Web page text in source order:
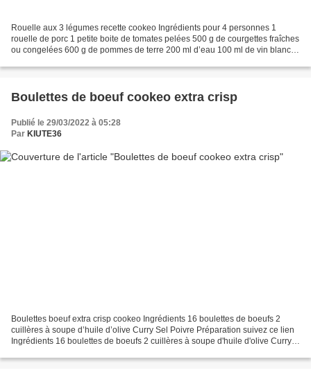
Rouelle aux 3 légumes recette cookeo Ingrédients pour 4 personnes 1
rouelle de porc 1 petite boite de tomates pelées 500 g de courgettes fraîches
ou congelées 600 g de pommes de terre 200 ml d’eau 100 ml de vin blanc 1
Boulettes de boeuf cookeo extra crisp
Publié le 29/03/2022 à 05:28
Par KIUTE36
Boulettes boeuf extra crisp cookeo Ingrédients 16 boulettes de boeufs 2
cuillères à soupe d’huile d’olive Curry Sel Poivre Préparation suivez ce lien
Ingrédients 16 boulettes de boeufs 2 cuillères à soupe d'huile d'olive Curry